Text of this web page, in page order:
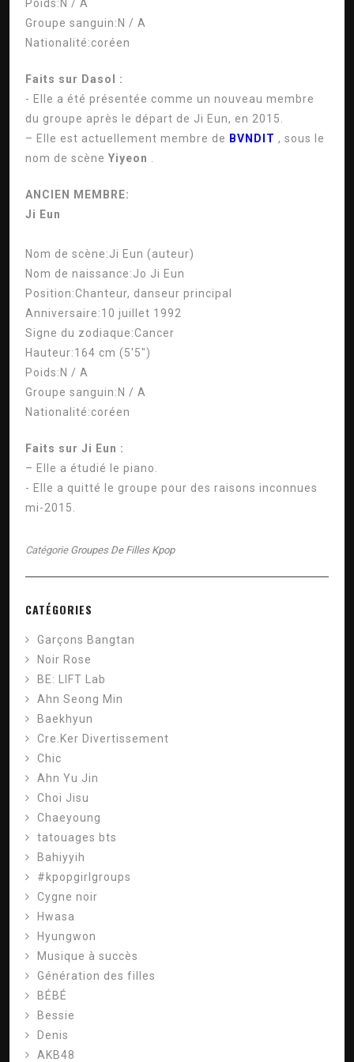
Poids: N / A
Groupe sanguin: N / A
Nationalité:coréen
Faits sur Dasol :
- Elle a été présentée comme un nouveau membre
du groupe après le départ de Ji Eun, en 2015.
– Elle est actuellement membre de BVNDIT , sous le
nom de scène Yiyeon
ANCIEN MEMBRE:
Ji Eun
Nom de scène:Ji Eun (auteur)
Nom de naissance:Jo Ji Eun
Position:Chanteur, danseur principal
Anniversaire:10 juillet 1992
Signe du zodiaque:Cancer
Hauteur:164 cm (5'5″)
Poids: N / A
Groupe sanguin: N / A
Nationalité:coréen
Faits sur Ji Eun :
– Elle a étudié le piano.
- Elle a quitté le groupe pour des raisons inconnues
mi-2015.
Catégorie Groupes De Filles Kpop
CATÉGORIES
Garçons Bangtan
Noir Rose
BE: LIFT Lab
Ahn Seong Min
Baekhyun
Cre.Ker Divertissement
Chic
Ahn Yu Jin
Choi Jisu
Chaeyoung
tatouages ​​bts
Bahiyyih
#kpopgirlgroups
Cygne noir
Hwasa
Hyungwon
Musique à succès
Génération des filles
BÉBÉ
Bessie
Denis
AKB48